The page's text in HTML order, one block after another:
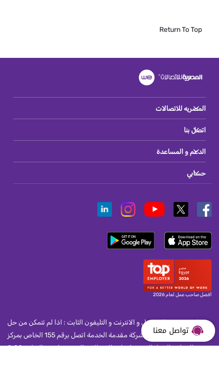
Return To Top
المصريه للاتصالات
اتصل بنا
الدعم و المساعدة
حسابي
أفضل صاحب عمل لعام 2026
لمستخدمى المحمول و الانترنت و التليفون الثابت : اذا لم تتمكن من حل
مشكلة واجهتك مع الشركة مقدمة الخدمة اتصل برقم 155 الخاص بمركز
خدمة العملاء بالجهاز القومى لتنظيم الاتصالات الذى يعمل من الساعة 8:00
تواصل معنا